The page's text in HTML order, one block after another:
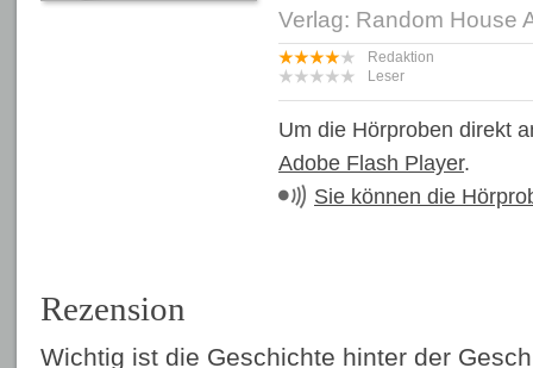
Verlag: Random House
Redaktion
Leser
Um die Hörproben direkt
Adobe Flash Player.
Sie können die
Rezension
Wichtig ist die Geschichte hinter der